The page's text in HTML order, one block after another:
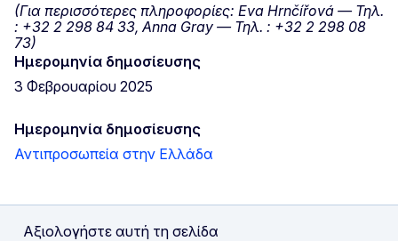
(Για περισσότερες πληροφορίες: Eva Hrnčířová — Τηλ.
: +32 2 298 84 33, Anna Gray — Τηλ. : +32 2 298 08
73)
Ημερομηνία δημοσίευσης
3 Φεβρουαρίου 2025
Ημερομηνία δημοσίευσης
Αντιπροσωπεία στην Ελλάδα
Αξιολογήστε αυτή τη σελίδα